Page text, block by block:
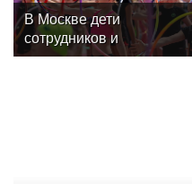
В Москве дети
сотрудников и
военнослужащих